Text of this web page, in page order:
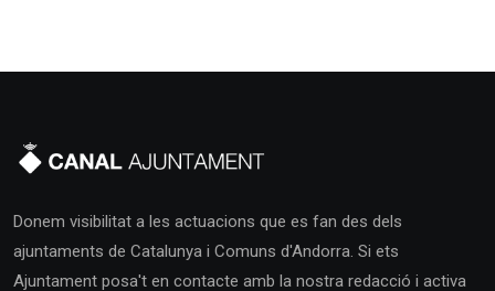
Donem visibilitat a les actuacions que es fan des dels
ajuntaments de Catalunya i Comuns d'Andorra. Si ets
Ajuntament posa't en contacte amb la nostra redacció i activa